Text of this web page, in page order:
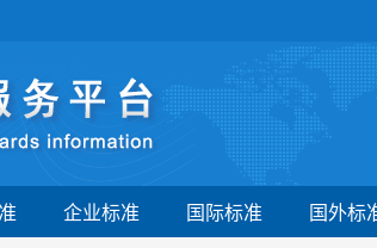
企业标准 国际标准 国外标